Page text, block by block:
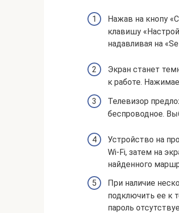
Нажав на кнопу
клавишу
надавливая на
Экран станет
к работе.
Телевизор
беспроводное.
Устройство на
Wi-Fi, затем на
найденного
При наличие
подключить ее к
пароль